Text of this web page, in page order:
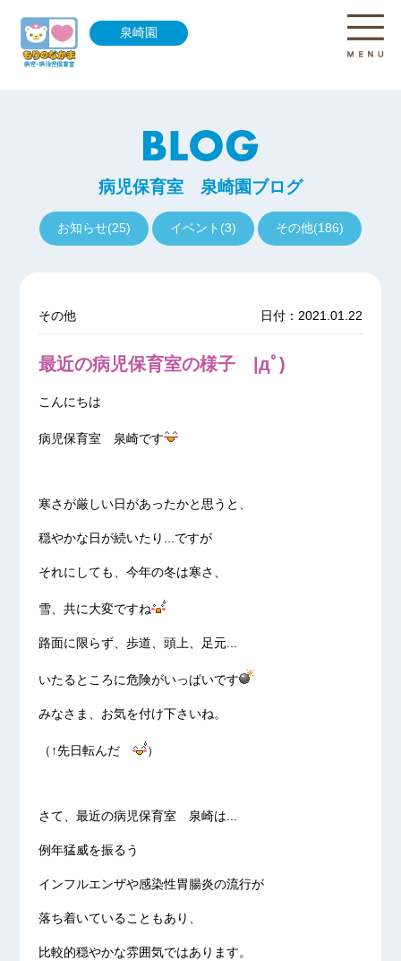
泉崎園
病児保育室 泉崎園ブログ
お知らせ(25) イベント(3) その他(186)
その他 日付：2021.01.22
最近の病児保育室の様子 |дﾟ)
こんにちは
病児保育室 泉崎です
寒さが厳しい日があったかと思うと、
穏やかな日が続いたり...ですが
それにしても、今年の冬は寒さ、
雪、共に大変ですね
路面に限らず、歩道、頭上、足元...
いたるところに危険がいっぱいです
みなさま、お気を付け下さいね。
（↑先日転んだ ）
さて、最近の病児保育室 泉崎は...
例年猛威を振るう
インフルエンザや感染性胃腸炎の流行が
落ち着いていることもあり、
比較的穏やかな雰囲気ではあります。